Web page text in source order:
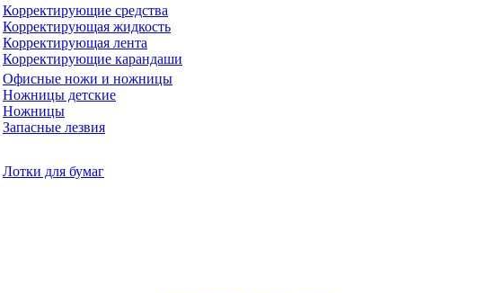
Корректирующие средства
Корректирующая жидкость
Корректирующая лента
Корректирующие карандаши
Офисные ножи и ножницы
Ножницы детские
Ножницы
Запасные лезвия
Лотки для бумаг